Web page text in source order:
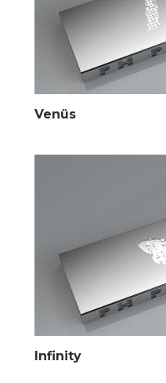
Venüs
Infinity